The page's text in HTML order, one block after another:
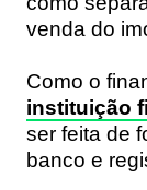
venda do
Como o
instituição
ser feita de
banco e